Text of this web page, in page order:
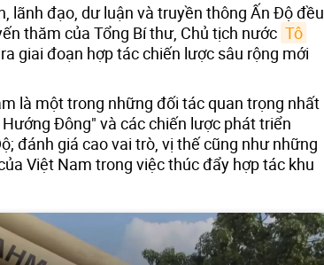
lãnh đạo, dư luận và truyền thông Ấn Độ đều
thăm của Tổng Bí thư, Chủ tịch nước Tô
giai đoạn hợp tác chiến lược sâu rộng mới
là một trong những đối tác quan trọng nhất
Đông" và các chiến lược phát triển
đánh giá cao vai trò, vị thế cũng như những
Việt Nam trong việc thúc đẩy hợp tác khu